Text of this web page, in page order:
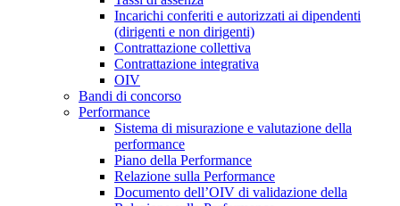
Incarichi conferiti e autorizzati ai dipendenti
(dirigenti e non dirigenti)
Contrattazione collettiva
Contrattazione integrativa
OIV
Bandi di concorso
Performance
Sistema di misurazione e valutazione della
performance
Piano della Performance
Relazione sulla Performance
Documento dell’OIV di validazione della